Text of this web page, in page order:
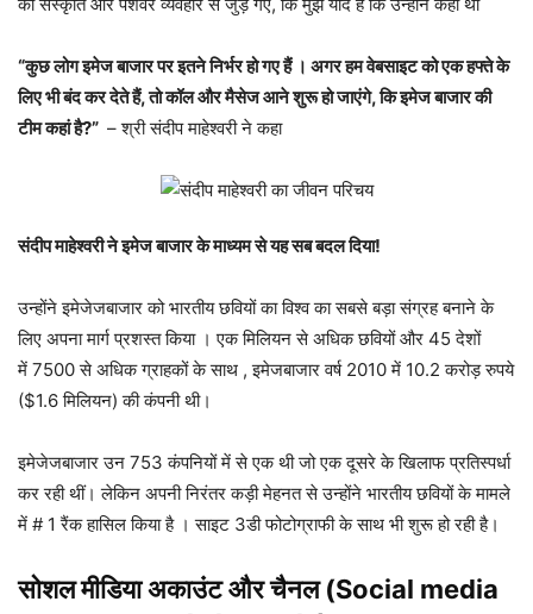
“कुछ लोग इमेज बाजार पर इतने निर्भर हो गए हैं । अगर हम वेबसाइट को एक हफ्ते के
लिए भी बंद कर देते हैं, तो कॉल और मैसेज आने शुरू हो जाएंगे, कि इमेज बाजार की
टीम कहां है?” – श्री संदीप माहेश्वरी ने कहा
संदीप माहेश्वरी ने इमेज बाजार के माध्यम से यह सब बदल दिया!
उन्होंने इमेजेजबाजार को भारतीय छवियों का विश्व का सबसे बड़ा संग्रह बनाने के
लिए अपना मार्ग प्रशस्त किया । एक मिलियन से अधिक छवियों और 45 देशों
में 7500 से अधिक ग्राहकों के साथ , इमेजबाजार वर्ष 2010 में 10.2 करोड़ रुपये
($1.6 मिलियन) की कंपनी थी।
इमेजेजबाजार उन 753 कंपनियों में से एक थी जो एक दूसरे के खिलाफ प्रतिस्पर्धा
कर रही थीं। लेकिन अपनी निरंतर कड़ी मेहनत से उन्होंने भारतीय छवियों के मामले
में # 1 रैंक हासिल किया है । साइट 3डी फोटोग्राफी के साथ भी शुरू हो रही है।
सोशल मीडिया अकाउंट और चैनल (Social media